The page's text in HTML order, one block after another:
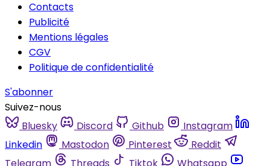
Contacts
Publicité
Mentions légales
CGV
Politique de confidentialité
S'abonner
Suivez-nous
Bluesky
Discord Github
Instagram
Linkedin
Mastodon Pinterest
Reddit